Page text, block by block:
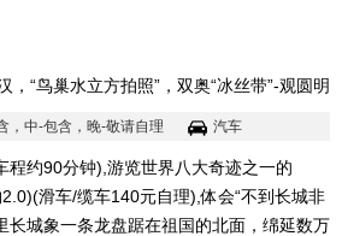
，“鸟巢水立方拍照”，双奥“冰丝带”-观圆明
，中-包含，晚-敬请自理 汽车
程约90分钟),游览世界八大奇迹之一的
滑车/缆车140元自理),体会“不到长城非
长城象一条龙盘踞在祖国的北面，绵延数万